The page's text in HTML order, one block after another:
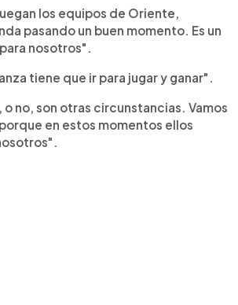
los equipos de Oriente,
pasando un buen momento. Es un
nosotros".
tiene que ir para jugar y ganar".
o no, son otras circunstancias. Vamos
en estos momentos ellos